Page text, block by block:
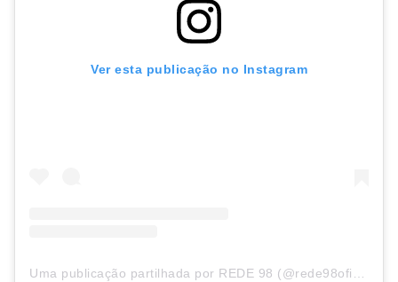
Ver esta publicação no Instagram
Uma publicação partilhada por REDE 98 (@rede98oficial)